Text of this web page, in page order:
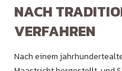
NACH
VERFAHREN
Nach einem